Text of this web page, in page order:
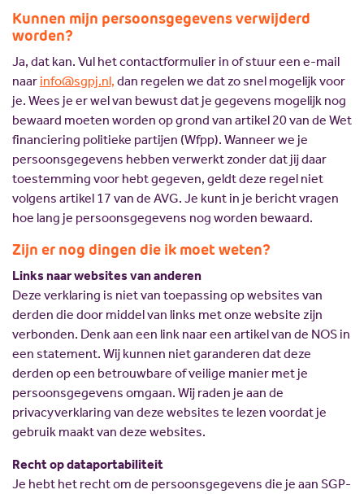
Kunnen mijn persoonsgegevens verwijderd
worden?
Ja, dat kan. Vul het contactformulier in of stuur een e-mail
naar info@sgpj.nl, dan regelen we dat zo snel mogelijk voor
je. Wees je er wel van bewust dat je gegevens mogelijk nog
bewaard moeten worden op grond van artikel 20 van de Wet
financiering politieke partijen (Wfpp). Wanneer we je
persoonsgegevens hebben verwerkt zonder dat jij daar
toestemming voor hebt gegeven, geldt deze regel niet
volgens artikel 17 van de AVG. Je kunt in je bericht vragen
hoe lang je persoonsgegevens nog worden bewaard.
Zijn er nog dingen die ik moet weten?
Links naar websites van anderen
Deze verklaring is niet van toepassing op websites van
derden die door middel van links met onze website zijn
verbonden. Denk aan een link naar een artikel van de NOS in
een statement. Wij kunnen niet garanderen dat deze
derden op een betrouwbare of veilige manier met je
persoonsgegevens omgaan. Wij raden je aan de
privacyverklaring van deze websites te lezen voordat je
gebruik maakt van deze websites.
Recht op dataportabiliteit
Je hebt het recht om de persoonsgegevens die je aan SGP-